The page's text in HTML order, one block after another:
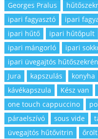
Georges Pralus
ipari fagyasztó
ipari
ipari hűtő
ipari hűtőpult
ipari mángorló
ipari
ipari üvegajtós
Jura
kapszulás konyha
kávékapszula
Kész van
one touch cappuccino
páraelszívó
sous vide
üvegajtós hűtővitrin